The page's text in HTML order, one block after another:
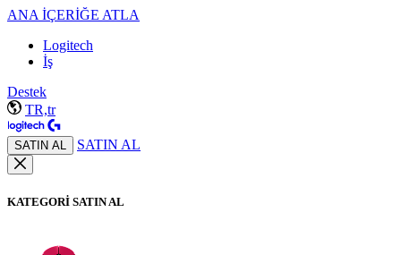
ANA İÇERİĞE ATLA
Logitech
İş
Destek
TR,tr
SATIN AL SATIN AL
KATEGORİ SATIN AL